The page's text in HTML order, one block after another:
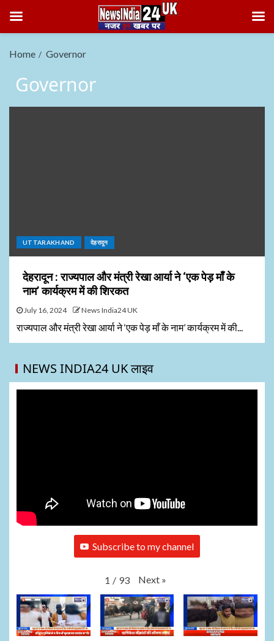
Home Governor
Governor
UTTARAKHAND देहरादून
देहरादून : राज्यपाल और मंत्री रेखा आर्या ने ‘एक पेड़ माँ के
नाम’ कार्यक्रम में की शिरकत
July 16, 2024 News India24 UK
राज्यपाल और मंत्री रेखा आर्या ने ‘एक पेड़ माँ के नाम’ कार्यक्रम में की...
NEWS INDIA24 UK लाइव
Subscribe to my channel
1 / 93 Next »